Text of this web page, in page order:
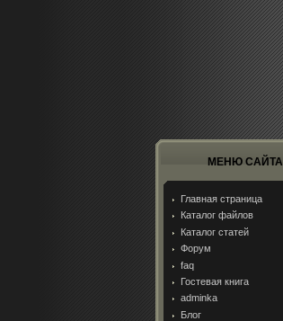
МЕНЮ САЙТА
Главная страница
Каталог файлов
Каталог статей
Форум
faq
Гостевая книга
adminka
Блог